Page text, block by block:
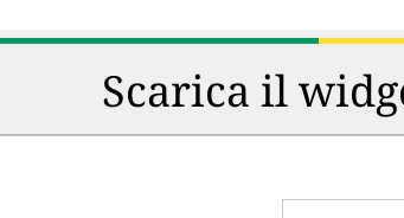
Scarica il